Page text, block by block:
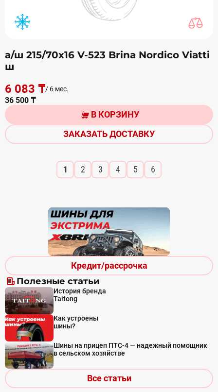
Кредит/рассрочка
Полезные статьи
История бренда
Taitong
Как устроены
шины?
Шины на прицеп ПТС-4 — надежный помощник
в сельском хозяйстве
Все статьи
а/ш 215/70х16 V-523 Brina Nordico Viatti
ш
6 083 ₸/ 6 мес.
36 500 ₸
В КОРЗИНУ
ЗАКАЗАТЬ ДОСТАВКУ
1 2 3 4 5 6